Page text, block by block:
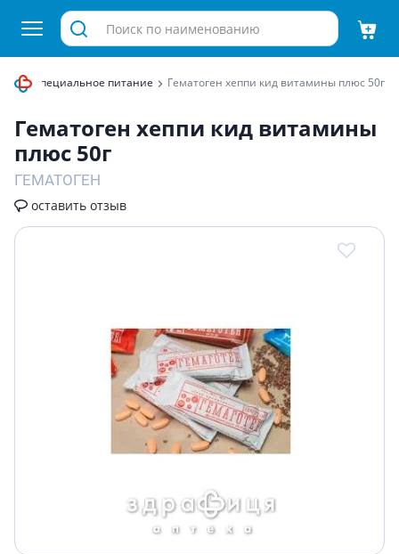
специальное питание Гематоген хеппи кид витамины плюс 50г
Гематоген хеппи кид витамины
плюс 50г
ГЕМАТОГЕН
оставить отзыв